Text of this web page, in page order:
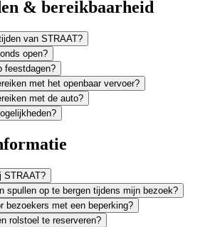
& bereikbaarheid
van STRAAT?
open?
feestdagen?
met het openbaar vervoer?
met de auto?
STRAAT?
spullen op te bergen tijdens mijn bezoek?
bezoekers met een beperking?
rolstoel te reserveren?